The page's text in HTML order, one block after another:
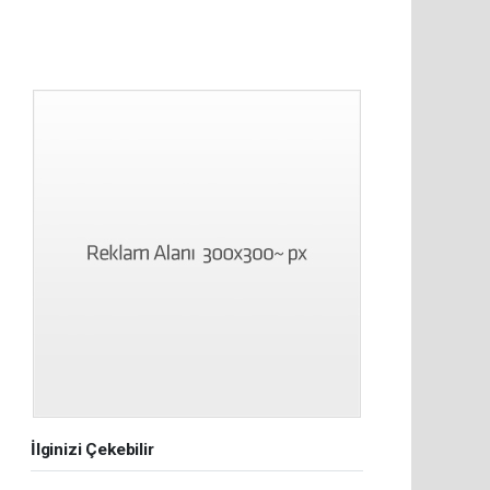
İlginizi Çekebilir